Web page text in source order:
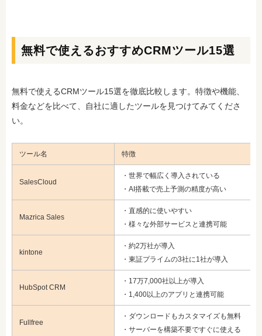
無料で使えるおすすめCRMツール15選
無料で使えるCRMツール15選を徹底比較します。特徴や機能、
料金などを比べて、自社に適したツールを見つけてみてくださ
い。
ツール名 特徴
SalesCloud
・世界で幅広く導入されている
・AI搭載で売上予測の精度が高い
Mazrica Sales
・直感的に使いやすい
・様々な外部サービスと連携可能
kintone
・約2万社が導入
・東証プライムの3社に1社が導入
HubSpot CRM
・17万7,000社以上が導入
・1,400以上のアプリと連携可能
Fullfree
・ダウンロードもカスタマイズも無料
・サーバーを構築不要ですぐに使える